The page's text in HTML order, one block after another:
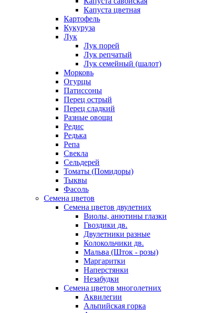
Капуста цветная
Картофель
Кукуруза
Лук
Лук порей
Лук репчатый
Лук семейный (шалот)
Морковь
Огурцы
Патиссоны
Перец острый
Перец сладкий
Разные овощи
Редис
Редька
Репа
Свекла
Сельдерей
Томаты (Помидоры)
Тыквы
Фасоль
Семена цветов
Семена цветов двулетних
Виолы, анютины глазки
Гвоздики дв.
Двулетники разные
Колокольчики дв.
Мальва (Шток - розы)
Маргаритки
Наперстянки
Незабудки
Семена цветов многолетних
Аквилегии
Альпийская горка